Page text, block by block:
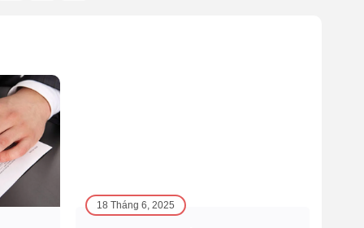
18 Tháng 6, 2025